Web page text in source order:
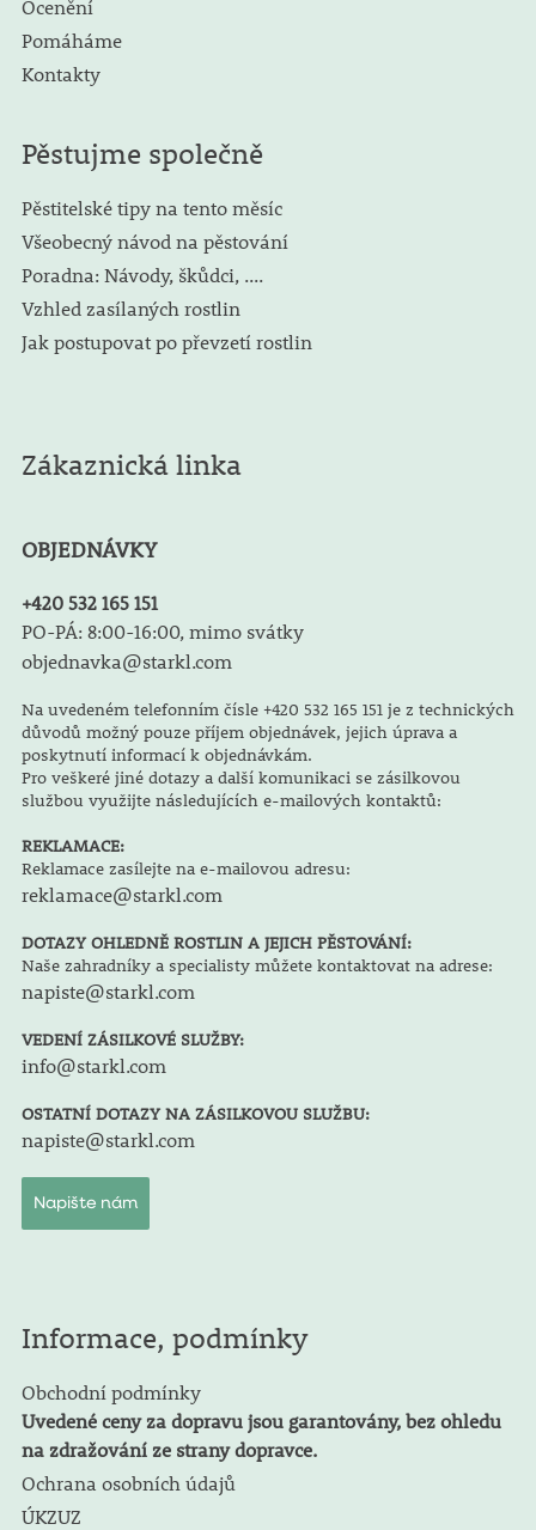
Ocenění
Pomáháme
Kontakty
Pěstujme společně
Pěstitelské tipy na tento měsíc
Všeobecný návod na pěstování
Poradna: Návody, škůdci, ....
Vzhled zasílaných rostlin
Jak postupovat po převzetí rostlin
Zákaznická linka
OBJEDNÁVKY
+420 532 165 151
PO-PÁ: 8:00-16:00, mimo svátky
objednavka@starkl.com
Na uvedeném telefonním čísle +420 532 165 151 je z technických
důvodů možný pouze příjem objednávek, jejich úprava a
poskytnutí informací k objednávkám.
Pro veškeré jiné dotazy a další komunikaci se zásilkovou
službou využijte následujících e-mailových kontaktů:
REKLAMACE:
Reklamace zasílejte na e-mailovou adresu:
reklamace@starkl.com
DOTAZY OHLEDNĚ ROSTLIN A JEJICH PĚSTOVÁNÍ:
Naše zahradníky a specialisty můžete kontaktovat na adrese:
napiste@starkl.com
VEDENÍ ZÁSILKOVÉ SLUŽBY:
info@starkl.com
OSTATNÍ DOTAZY NA ZÁSILKOVOU SLUŽBU:
napiste@starkl.com
Napište nám
Informace, podmínky
Obchodní podmínky
Uvedené ceny za dopravu jsou garantovány, bez ohledu
na zdražování ze strany dopravce.
Ochrana osobních údajů
ÚKZUZ